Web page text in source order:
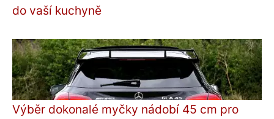
do vaší kuchyně
Výběr dokonalé myčky nádobí 45 cm pro